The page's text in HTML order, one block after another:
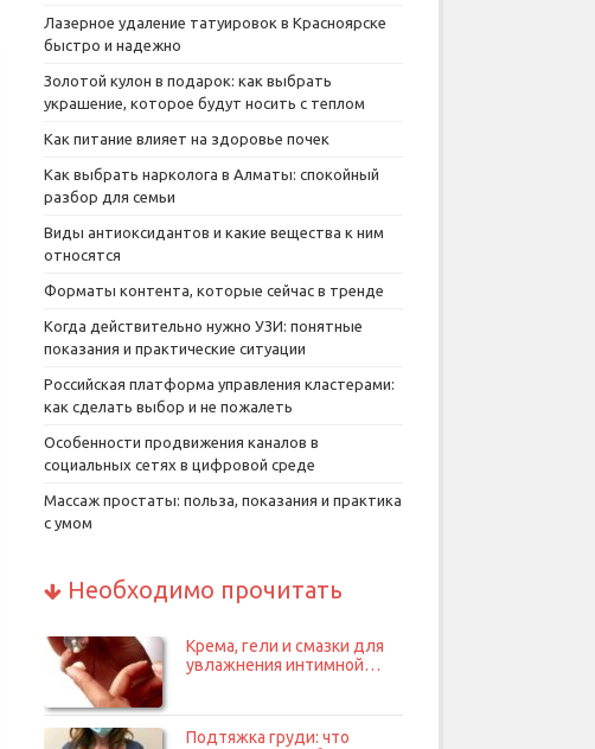
Лазерное удаление татуировок в Красноярске
быстро и надежно
Золотой кулон в подарок: как выбрать
украшение, которое будут носить с теплом
Как питание влияет на здоровье почек
Как выбрать нарколога в Алматы: спокойный
разбор для семьи
Виды антиоксидантов и какие вещества к ним
относятся
Форматы контента, которые сейчас в тренде
Когда действительно нужно УЗИ: понятные
показания и практические ситуации
Российская платформа управления кластерами:
как сделать выбор и не пожалеть
Особенности продвижения каналов в
социальных сетях в цифровой среде
Массаж простаты: польза, показания и практика
с умом
Необходимо прочитать
Крема, гели и смазки для
увлажнения интимной…
Подтяжка груди: что